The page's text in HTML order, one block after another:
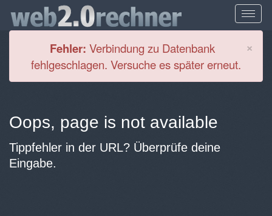
×
Fehler: Verbindung zu Datenbank
fehlgeschlagen. Versuche es später erneut.
Oops, page is not available
Tippfehler in der URL? Überprüfe deine
Eingabe.